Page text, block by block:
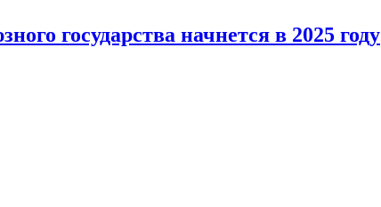
государства начнется в 2025 году